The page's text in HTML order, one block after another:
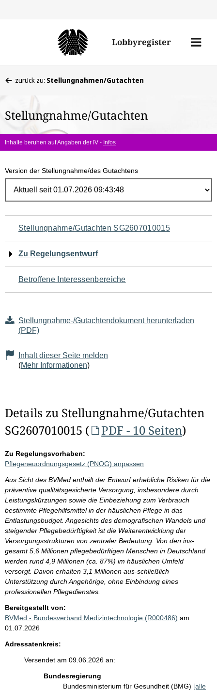
Lobbyregister
Menü
befinden
hier:
zurück zu: Stellungnahmen/Gutachten
Stellungnahme/Gutachten
Inhalte beruhen auf Angaben der IV - Infos
Version der Stellungnahme/des Gutachtens
Navigation
für
den
Seiteninhalt
Stellungnahme/Gutachten SG2607010015
Zu Regelungsentwurf
Betroffene Interessenbereiche
Stellungnahme-/Gutachtendokument herunterladen
(PDF)
Inhalt dieser Seite melden
(Mehr Informationen)
Details zu Stellungnahme/Gutachten
SG2607010015 (
PDF - 10 Seiten)
Zu Regelungsvorhaben:
Pflegeneuordnungsgesetz (PNOG) anpassen
Aus Sicht des BVMed enthält der Entwurf erhebliche Risiken für die
präventive qualitätsgesicherte Versorgung, insbesondere durch
Leistungskürzungen sowie die Einbeziehung zum Verbrauch
bestimmte Pflegehilfsmittel in der häuslichen Pflege in das
Entlastungsbudget. Angesichts des demografischen Wandels und
steigender Pflegebedürftigkeit ist die Weiterentwicklung der
Versorgungsstrukturen von zentraler Bedeutung. Von den ins-
gesamt 5,6 Millionen pflegebedürftigen Menschen in Deutschland
werden rund 4,9 Millionen (ca. 87%) im häuslichen Umfeld
versorgt. Davon erhalten 3,1 Millionen aus-schließlich
Unterstützung durch Angehörige, ohne Einbindung eines
professionellen Pflegedienstes.
Bereitgestellt von:
BVMed - Bundesverband Medizintechnologie (R000486) am
01.07.2026
Adressatenkreis:
Versendet am 09.06.2026 an:
Bundesregierung
Bundesministerium für Gesundheit (BMG) [alle